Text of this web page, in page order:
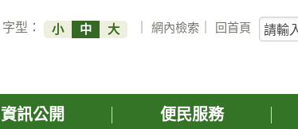
字型： 小 中 大 ｜網內檢索 回首頁
關
鍵
詢
資訊公開 便民服務